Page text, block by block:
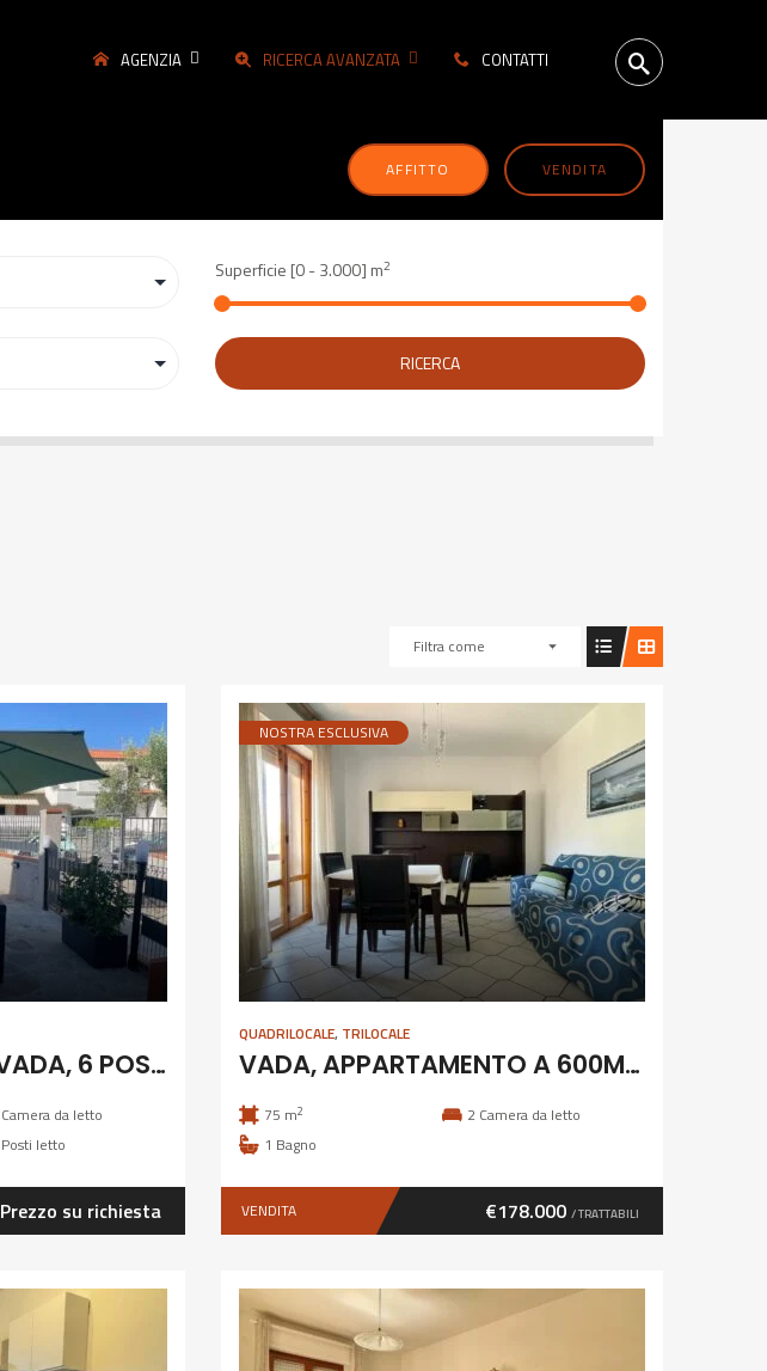
AGENZIA RICERCA AVANZATA CONTATTI
AFFITTO VENDITA
Superficie [0-3.000] m2
RICERCA
Filtra come
116A – SETTEMBRE, VADA, 6 POSTI CLIMATIZZATO
Camera da letto
Posti letto
Prezzo su richiesta
NOSTRA ESCLUSIVA
QUADRILOCALE, TRILOCALE
VADA, APPARTAMENTO A 600M DAL MARE
75 m2 2 Camera da letto
1 Bagno
VENDITA €178.000 / TRATTABILI